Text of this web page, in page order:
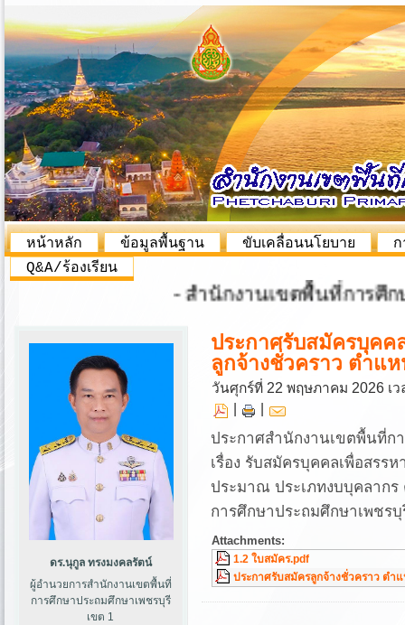
หน้าหลัก ข้อมูลพื้นฐาน ขับเคลื่อนนโยบาย
Q&A/ร้องเรียน
- สำนักงานเขตพื้นที่การศึกษ
ดร.นุกูล ทรงมงคลรัตน์
ผู้อำนวยการสำนักงานเขตพื้นที่
การศึกษาประถมศึกษาเพชรบุรี
เขต 1
ประกาศรับสมัครบุคค
ลูกจ้างชั่วคราว ตำแ
วันศุกร์ที่ 22 พฤษภาคม 2026 เ
ประกาศสำนักงานเขตพื้นที่ก
เรื่อง รับสมัครบุคคลเพื่อสรร
ประมาณ ประเภทงบบุคลาก
การศึกษาประถมศึกษาเพชรบุ
Attachments:
1.2 ใบสมัคร.pdf
ประกาศรับสมัครลูกจ้างชั่วคราว ตำ